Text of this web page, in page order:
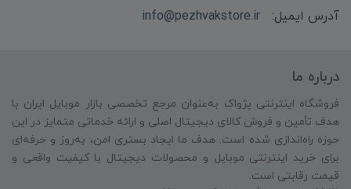
آدرس ایمیل:
info@pezhvakstore.ir
درباره ما
فروشگاه اینترنتی پژواک به‌عنوان مرجع تخصصی بازار موبایل ایران با
هدف تأمین و فروش کالای دیجیتال اصلی و ارائه خدماتی متمایز در این
حوزه راه‌اندازی شده است. هدف ما ایجاد بستری امن، به‌روز و حرفه‌ای
برای خرید اینترنتی موبایل و محصولات دیجیتال با کیفیت واقعی و
قیمت رقابتی است.